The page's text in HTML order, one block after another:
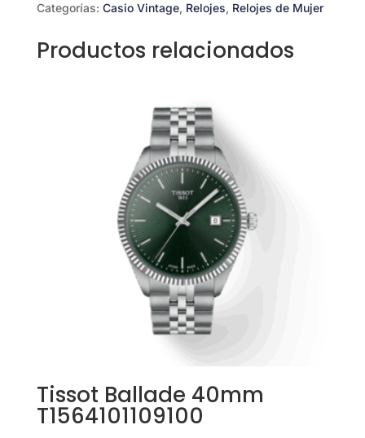
Categorías: Casio Vintage, Relojes, Relojes de Mujer
Productos relacionados
Tissot Ballade 40mm
T1564101109100